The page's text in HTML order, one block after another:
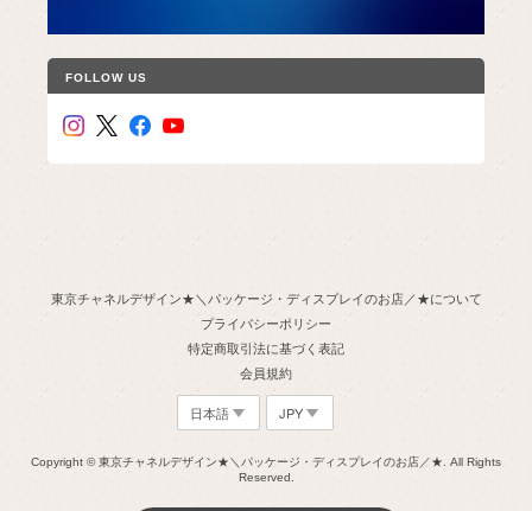
FOLLOW US
東京チャネルデザイン★＼パッケージ・ディスプレイのお店／★について
プライバシーポリシー
特定商取引法に基づく表記
会員規約
Copyright © 東京チャネルデザイン★＼パッケージ・ディスプレイのお店／★. All Rights
Reserved.